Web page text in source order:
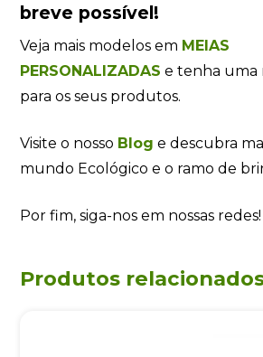
breve possível!
Veja mais modelos em MEIAS
PERSONALIZADAS e tenha uma
para os seus produtos.
Visite o nosso Blog e descubra
mundo Ecológico e o ramo de
Por fim, siga-nos em nossas redes!
Produtos